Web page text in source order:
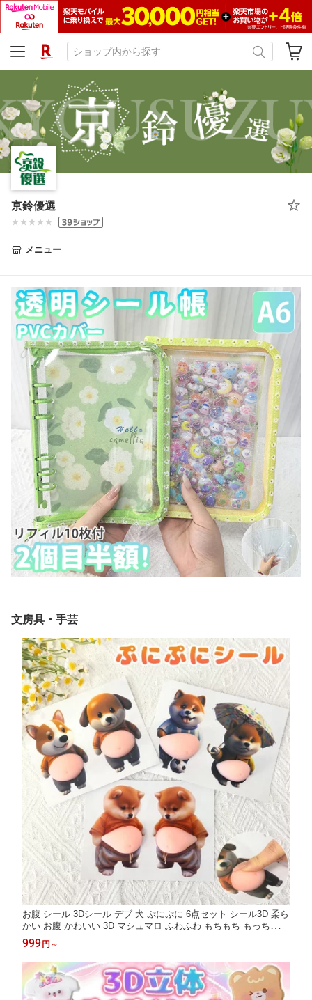
京鈴優選
メニュー
文房具・手芸
お腹 シール 3Dシール デブ 犬 ぷにぷに 6点セット シール3D 柔ら
かい お腹 かわいい 3D マシュマロ ふわふわ もちもち もっちりス
クイーズ ステッカー シー ル帳 衝突防止 キラキラ 子供 女の子向
け DIY用 手帳 水筒
999 円 ～